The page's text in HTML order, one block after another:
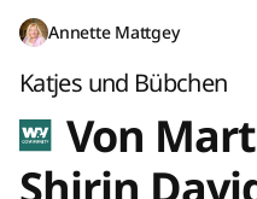
Annette Mattgey
Katjes und Bübchen
Von